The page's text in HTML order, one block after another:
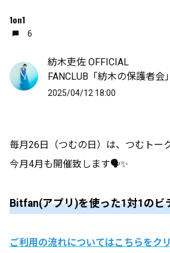
1on1
6
紡木吏佐 OFFICIAL
FANCLUB「紡木の保護者会」
2025/04/12 18:00
毎月26日（つむの日）は、つむトー
今月4月も開催致します🗣️✨
Bitfan(アプリ)を使った1対1のビ
ご利用の流れについてはこちらをク